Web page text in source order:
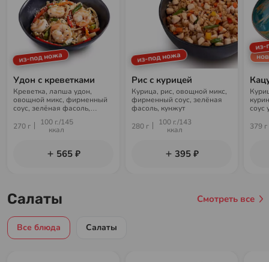
из-под ножа
Удон с креветками
Креветка, лапша удон,
овощной микс, фирменный
соус, зелёная фасоль,
270 г
100 г./145
ккал
565 ₽
из-под ножа
Рис с курицей
Курица, рис, овощной микс,
фирменный соус, зелёная
фасоль, кунжут
280 г
100 г./143
ккал
395 ₽
из-
соус
379 г
Салаты Смотреть все
Все блюда Салаты